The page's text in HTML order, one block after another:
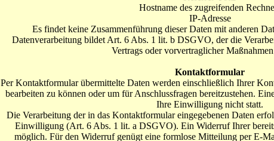
Hostname des zugreifenden
IP-Adresse
Es findet keine Zusammenführung dieser Daten mit anderen
Datenverarbeitung bildet Art. 6 Abs. 1 lit. b DSGVO, der die
Vertrags oder vorvertraglicher Maßnahmen
Kontaktformular
Per Kontaktformular übermittelte Daten werden einschließlich Ihrer
bearbeiten zu können oder um für Anschlussfragen bereitzustehen.
Ihre Einwilligung nicht statt.
Die Verarbeitung der in das Kontaktformular eingegebenen Daten
Einwilligung (Art. 6 Abs. 1 lit. a DSGVO). Ein Widerruf Ihrer
möglich. Für den Widerruf genügt eine formlose Mitteilung per E-